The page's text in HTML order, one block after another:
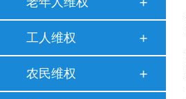
工人维权
农民维权